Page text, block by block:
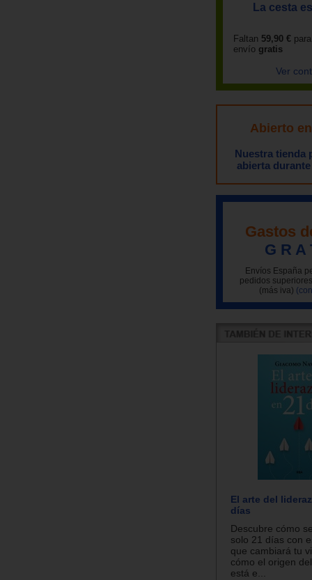
La cesta
Faltan 59,90 €
envío gratis
Ver
Abierto
Nuestra tienda
abierta
Gastos
G R A
Envíos España
pedidos
(más iva)
El arte del
días
Descubre cómo
solo 21 días con
que cambiará tu
cómo el origen
está e...